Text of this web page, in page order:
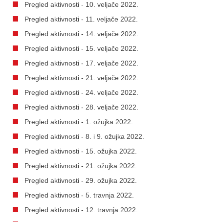
Pregled aktivnosti - 10. veljače 2022.
Pregled aktivnosti - 11. veljače 2022.
Pregled aktivnosti - 14. veljače 2022.
Pregled aktivnosti - 15. veljače 2022.
Pregled aktivnosti - 17. veljače 2022.
Pregled aktivnosti - 21. veljače 2022.
Pregled aktivnosti - 24. veljače 2022.
Pregled aktivnosti - 28. veljače 2022.
Pregled aktivnosti - 1. ožujka 2022.
Pregled aktivnosti - 8. i 9. ožujka 2022.
Pregled aktivnosti - 15. ožujka 2022.
Pregled aktivnosti - 21. ožujka 2022.
Pregled aktivnosti - 29. ožujka 2022.
Pregled aktivnosti - 5. travnja 2022.
Pregled aktivnosti - 12. travnja 2022.